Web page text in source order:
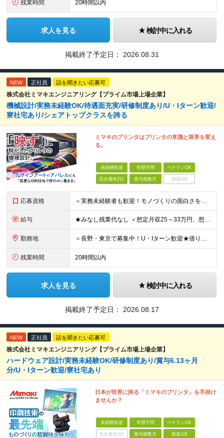
残業時間 20時間以内
求人を見る 検討中に入れる
掲載終了予定日： 2026.08.31
NEW 正社員 話を聞きたい応募可
株式会社ミマキエンジニアリング【プライム市場上場企業】
機械設計/実務未経験OK/待遇面充実/研修制度あり/U・Iターン歓迎/
寮社宅あり/シェアトップクラスを誇る
ミマキのプリンタはプリンタの常識と限界を変え
る。
未経験歓迎 学歴不問 ベテランOK
完全週休2日 賞与複数月 面接1回
応募資格 ＜実務未経験者も歓迎！モノづくりの面白さを一緒に味わいましょう！＞ ◇学歴不問 ◇理工学部出身の方 └情報系、理学系、機械系、電気系、物質・材料系など
給与 ★みなし残業代なし ＜想定月収25～33万円、想定年収460～700万＞ 月給：21万3000円～+各種手当 ＜修士号を取得している方＞ 月給：23万6500円～+各種手当 ※経験・スキルを考慮
勤務地 ＜長野・東京で募集中！U・Iターン歓迎★借り上げ社宅制度あり！＞ ■本社 住所：長野県東御市滋野乙2182-3 ★マイカー通勤OK！駐車場あり ■東京支社 住所：東京都品川区北品川5-9-41 T
残業時間 20時間以内
求人を見る 検討中に入れる
掲載終了予定日： 2026.08.17
NEW 正社員 話を聞きたい応募可
株式会社ミマキエンジニアリング【プライム市場上場企業】
ハードウェア設計/実務未経験OK/研修制度あり/賞与6.13ヶ月
分/U・Iターン歓迎/寮社宅あり
日本が世界に誇る「ミマキのプリンタ」を手掛け
ませんか？
未経験歓迎 学歴不問 ベテランOK
完全週休2日 賞与複数月 面接1回